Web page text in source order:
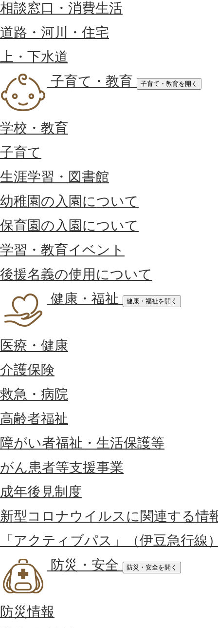
相談窓口・消費生活
道路・河川・住宅
上・下水道
子育て・教育
子育て・教育を開く
学校・教育
子育て
生涯学習・図書館
幼稚園の入園について
保育園の入園について
学習・教育イベント
後援名義の使用について
健康・福祉
健康・福祉を開く
医療・健康
介護保険
救急・病院
高齢者福祉
障がい者福祉・生活保護等
がん患者等支援事業
成年後見制度
新型コロナウイルスに関連する情
「アクティブパス」（伊豆急行線
防災・安全
防災・安全を開く
防災情報